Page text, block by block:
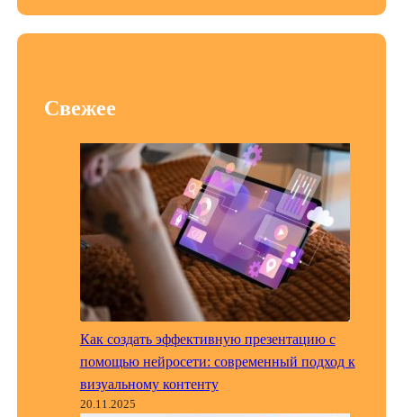
Свежее
Как создать эффективную презентацию с
помощью нейросети: современный подход к
визуальному контенту
20.11.2025